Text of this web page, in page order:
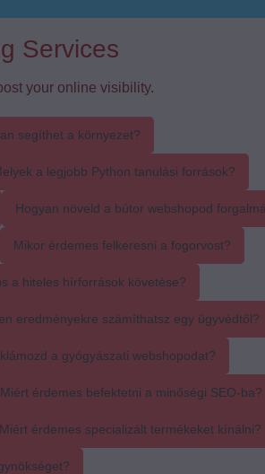
Services
your online visibility.
segíthet a környezet?
a legjobb Python tanulási források?
Hogyan növeld a bútor webshopod
Mikor érdemes felkeresni a fogorvost?
a hiteles hírforrások követése?
eredményekre számíthatsz egy ügyvédtől?
a gyógyászati webshopodat?
Miért érdemes befektetni a minőségi SEO-ba?
Miért érdemes specializált termékeket kínálni?